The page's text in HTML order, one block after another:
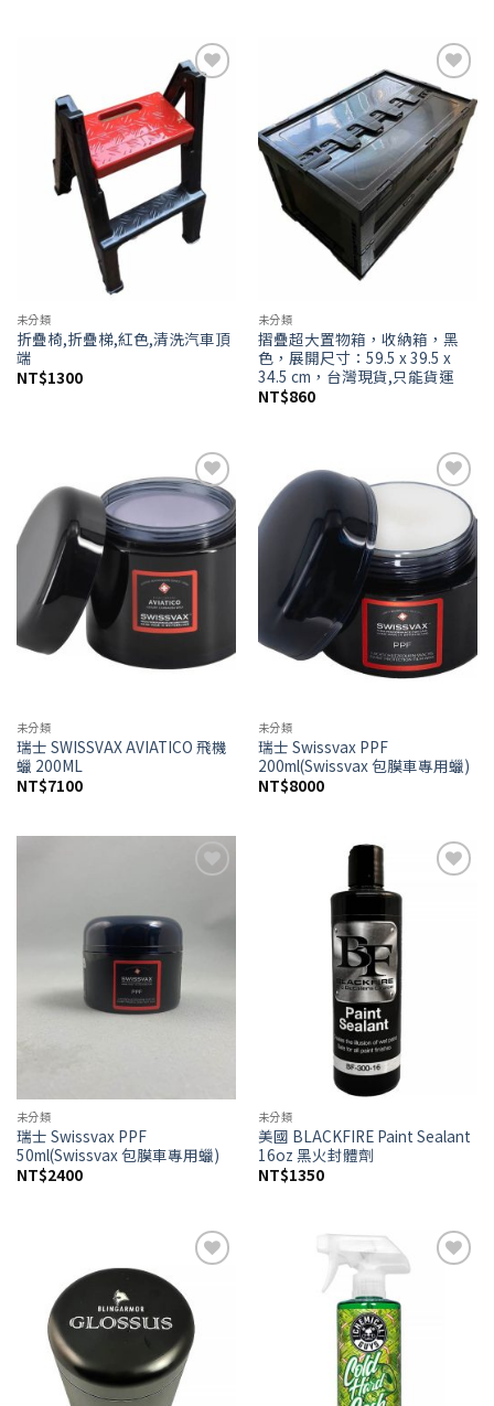
Add to
wishlist
未分類
折疊椅,折疊梯,紅色,清洗汽車頂
端
NT$1300
Add to
wishlist
未分類
摺疊超大置物箱，收納箱，黑
色，展開尺寸：59.5 x 39.5 x
34.5 cm，台灣現貨,只能貨運
NT$860
Add to
wishlist
未分類
瑞士 SWISSVAX AVIATICO 飛機
蠟 200ML
NT$7100
Add to
未分類
瑞士 Swissvax PPF
200ml(Swissvax 包膜車專用蠟)
NT$8000
未分類
瑞士 Swissvax PPF
50ml(Swissvax 包膜車專用蠟)
NT$2400
未分類
美國 BLACKFIRE Paint Sealant
16oz 黑火封體劑
NT$1350
wishlist